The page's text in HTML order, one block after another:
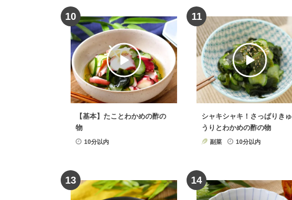
10
【基本】たことわかめの酢の
物
10分以内
11
シャキシャキ！さっぱりきゅ
うりとわかめの酢の物
副菜 10分以内
13 14